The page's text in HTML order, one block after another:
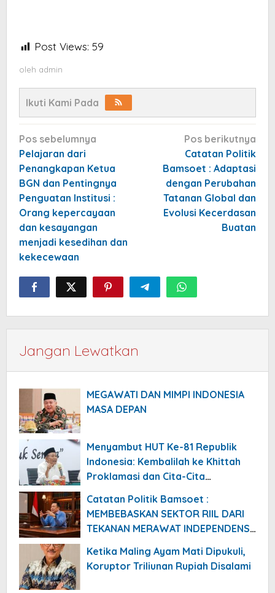
Post Views: 59
oleh admin
Ikuti Kami Pada
Navigasi
pos
Pos sebelumnya
Pelajaran dari
Penangkapan Ketua
BGN dan Pentingnya
Penguatan Institusi :
Orang kepercayaan
dan kesayangan
menjadi kesedihan dan
kekecewaan
Pos berikutnya
Catatan Politik
Bamsoet : Adaptasi
dengan Perubahan
Tatanan Global dan
Evolusi Kecerdasan
Buatan
Jangan Lewatkan
MEGAWATI DAN MIMPI INDONESIA
MASA DEPAN
Menyambut HUT Ke-81 Republik
Indonesia: Kembalilah ke Khittah
Proklamasi dan Cita-Cita
Catatan Politik Bamsoet :
MEMBEBASKAN SEKTOR RIIL DARI
TEKANAN MERAWAT INDEPENDENSI
Ketika Maling Ayam Mati Dipukuli,
Koruptor Triliunan Rupiah Disalami